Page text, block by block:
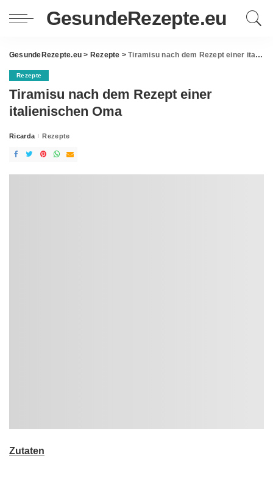
GesundeRezepte.eu
GesundeRezepte.eu > Rezepte >Tiramisu nach dem Rezept einer italienischen Oma
Rezepte
Tiramisu nach dem Rezept einer
italienischen Oma
Posted
Ricarda Rezepte
Zutaten